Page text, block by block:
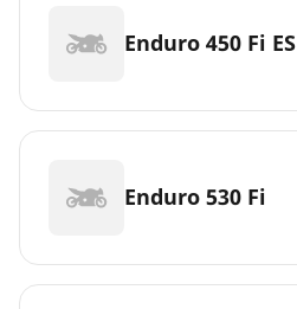
Enduro 450 Fi ES
Enduro 530 Fi